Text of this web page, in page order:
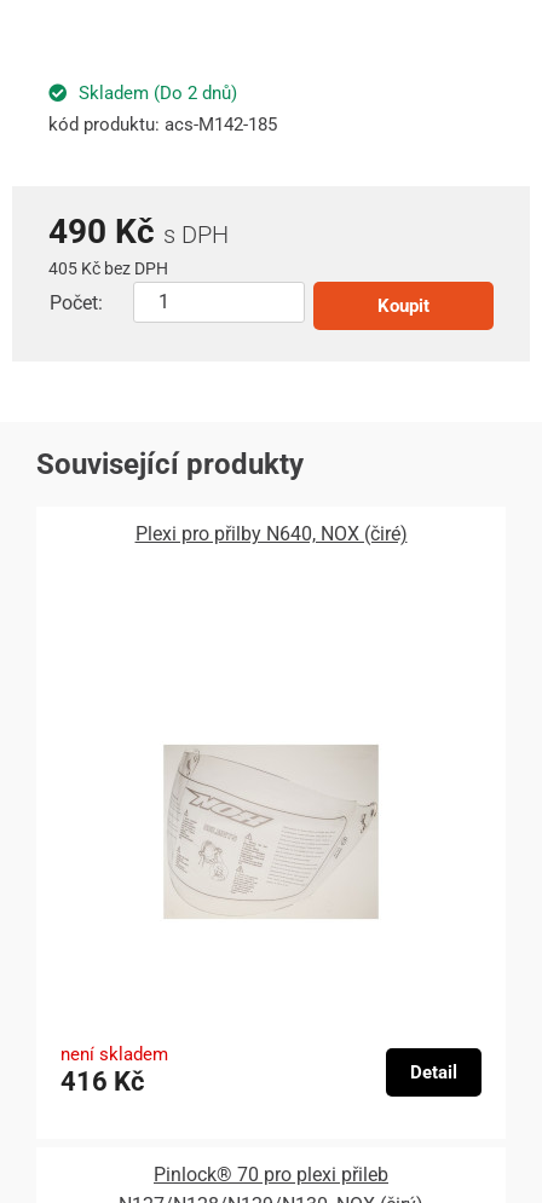
Skladem (Do 2 dnů)
kód produktu: acs-M142-185
490 Kč s DPH
405 Kč bez DPH
Počet: Koupit
Související produkty
Plexi pro přilby N640, NOX (čiré)
není skladem
416 Kč Detail
Pinlock® 70 pro plexi přileb